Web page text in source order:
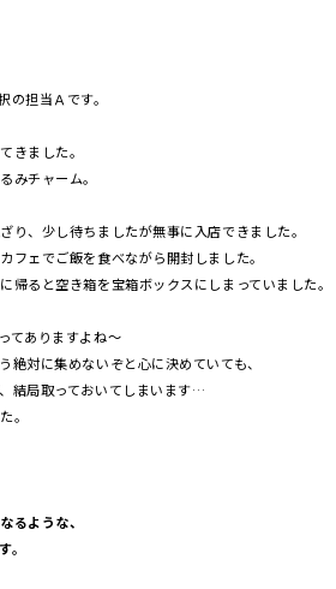
担当Ａです。
きました。
みチャーム。
り、少し待ちましたが無事に入店できました。
フェでご飯を食べながら開封しました。
ると空き箱を宝箱ボックスにしまっていました。
てありますよね〜
対に集めないぞと心に決めていても、
結局取っておいてしまいます…
。
るような、
。